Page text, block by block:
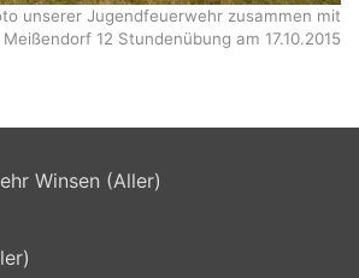
unserer Jugendfeuerwehr zusammen mit
Meißendorf 12 Stundenübung am 17.10.2015
Winsen (Aller)